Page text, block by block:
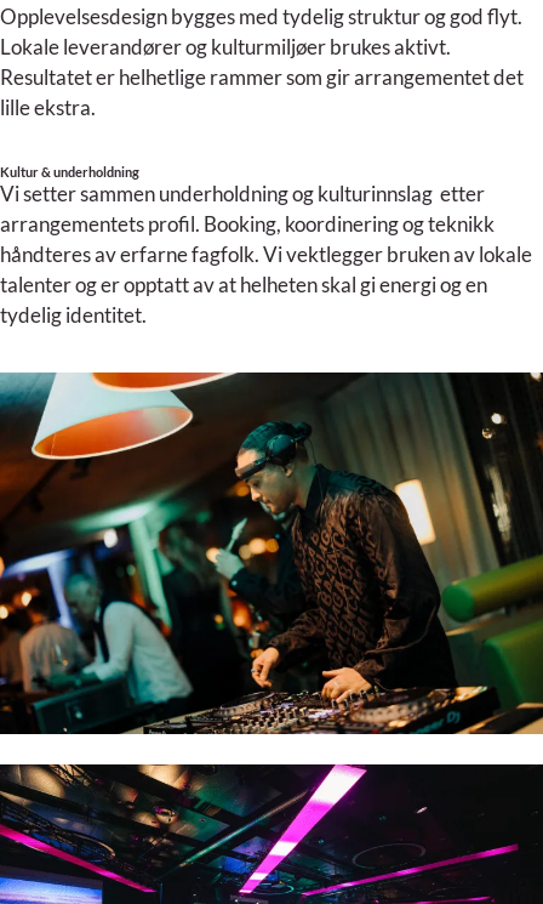
Opplevelsesdesign bygges med tydelig struktur og god flyt.
Lokale leverandører og kulturmiljøer brukes aktivt.
Resultatet er helhetlige rammer som gir arrangementet det
lille ekstra.
Kultur & underholdning
Vi setter sammen underholdning og kulturinnslag etter
arrangementets profil. Booking, koordinering og teknikk
håndteres av erfarne fagfolk. Vi vektlegger bruken av lokale
talenter og er opptatt av at helheten skal gi energi og en
tydelig identitet.